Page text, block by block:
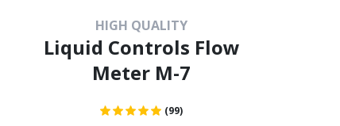
HIGH QUALITY
Liquid Controls Flow
Meter M-7
(99)